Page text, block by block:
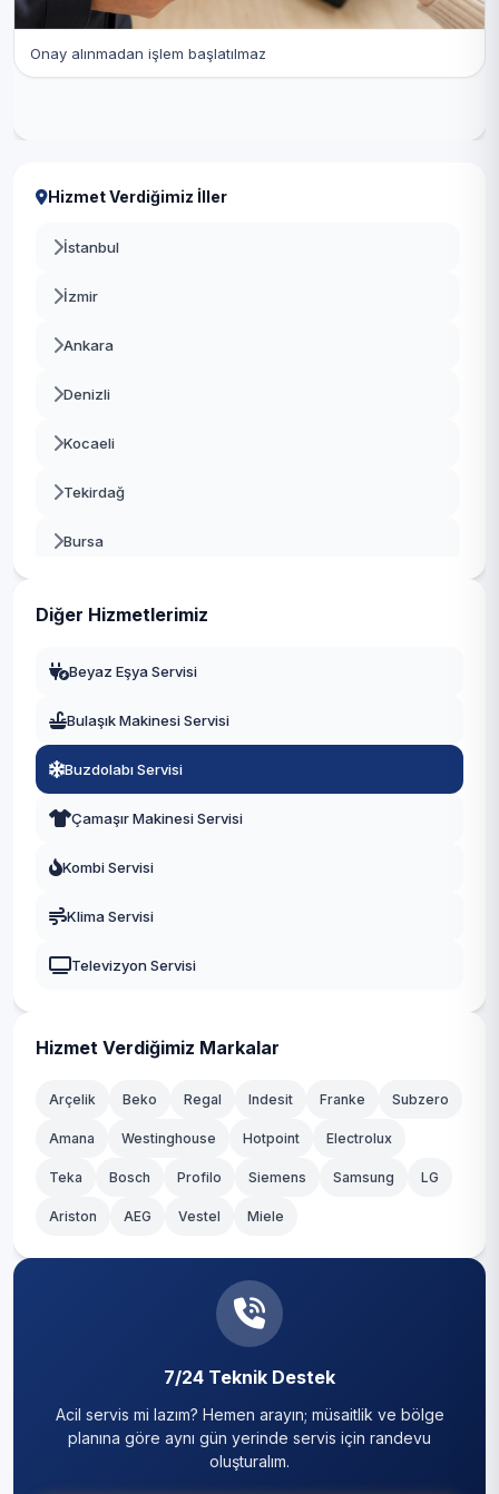
Onay alınmadan işlem başlatılmaz
Hizmet Verdiğimiz İller
İstanbul
İzmir
Ankara
Denizli
Kocaeli
Tekirdağ
Bursa
Diğer Hizmetlerimiz
Beyaz Eşya Servisi
Bulaşık Makinesi Servisi
Buzdolabı Servisi
Çamaşır Makinesi Servisi
Kombi Servisi
Klima Servisi
Televizyon Servisi
Hizmet Verdiğimiz Markalar
Arçelik Beko Regal Indesit Franke Subzero
Amana Westinghouse Hotpoint Electrolux
Teka Bosch Profilo Siemens Samsung LG
Ariston AEG Vestel Miele
7/24 Teknik Destek
Acil servis mi lazım? Hemen arayın; müsaitlik ve bölge
planına göre aynı gün yerinde servis için randevu
oluşturalım.